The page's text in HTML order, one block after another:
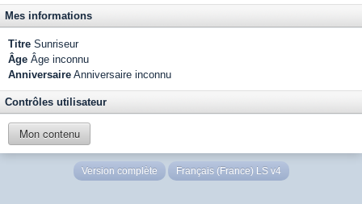
Mes informations
Titre Sunriseur
Âge Âge inconnu
Anniversaire Anniversaire inconnu
Contrôles utilisateur
Mon contenu
Version complète Français (France) LS v4